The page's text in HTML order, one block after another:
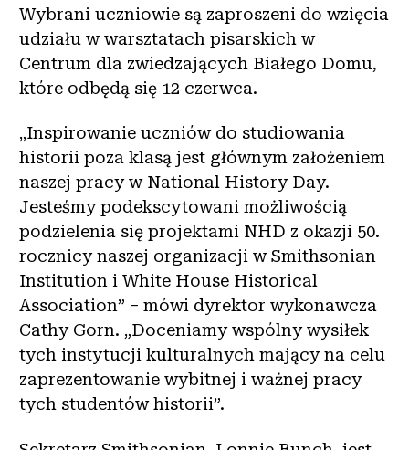
Wybrani uczniowie są zaproszeni do wzięcia
udziału w warsztatach pisarskich w
Centrum dla zwiedzających Białego Domu,
które odbędą się 12 czerwca.
„Inspirowanie uczniów do studiowania
historii poza klasą jest głównym założeniem
naszej pracy w National History Day.
Jesteśmy podekscytowani możliwością
podzielenia się projektami NHD z okazji 50.
rocznicy naszej organizacji w Smithsonian
Institution i White House Historical
Association” – mówi dyrektor wykonawcza
Cathy Gorn. „Doceniamy wspólny wysiłek
tych instytucji kulturalnych mający na celu
zaprezentowanie wybitnej i ważnej pracy
tych studentów historii”.